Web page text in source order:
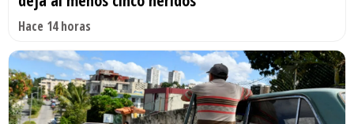
Hace 14 horas